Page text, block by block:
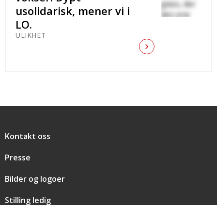
usolidarisk, mener vi i
LO.
ULIKHET
Snarveier
Kontakt oss
Presse
Bilder og logoer
Stilling ledig